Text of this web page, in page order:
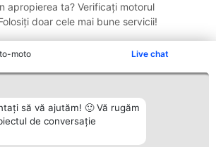
moto Live chat
să vă ajutăm! 🙂 Vă rugăm
de conversație
apropierea ta? Verificați motorul
doar cele mai bune servicii!